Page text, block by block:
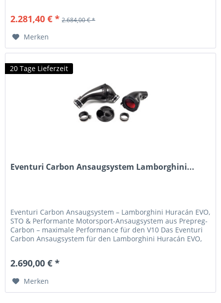
2.281,40 € * 2.684,00 € *
Merken
20 Tage Lieferzeit
Eventuri Carbon Ansaugsystem Lamborghini...
Eventuri Carbon Ansaugsystem – Lamborghini Huracán EVO,
STO & Performante Motorsport-Ansaugsystem aus Prepreg-
Carbon – maximale Performance für den V10 Das Eventuri
Carbon Ansaugsystem für den Lamborghini Huracán EVO,
2.690,00 € *
Merken